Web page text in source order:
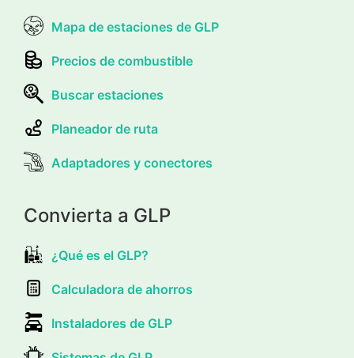
Mapa de estaciones de GLP
Precios de combustible
Buscar estaciones
Planeador de ruta
Adaptadores y conectores
Convierta a GLP
¿Qué es el GLP?
Calculadora de ahorros
Instaladores de GLP